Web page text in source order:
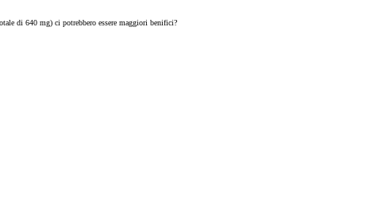
di 640 mg) ci potrebbero essere maggiori benifici?